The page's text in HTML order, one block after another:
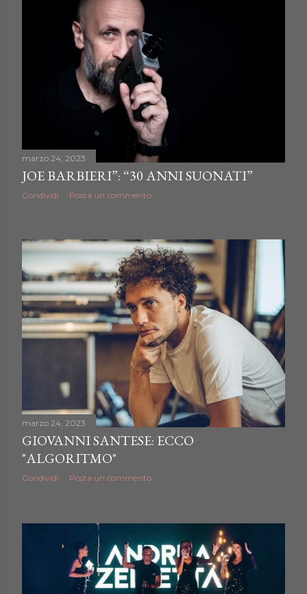
marzo 24, 2023
JOE BARBIERI”: “30 ANNI SUONATI”
Condividi Posta un commento
marzo 24, 2023
GIOVANNI SANTESE: ECCO
"ALGORITMO"
Condividi Posta un commento